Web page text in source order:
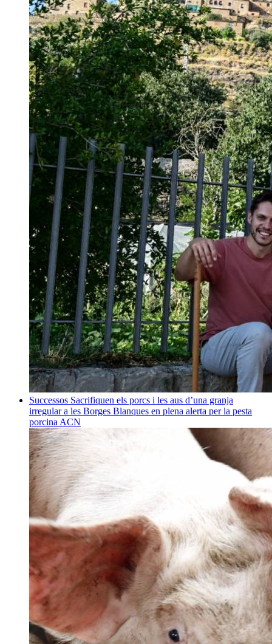
Successos Sacrifiquen els porcs i les aus d’una granja
irregular a les Borges Blanques en plena alerta per la pesta
porcina ACN